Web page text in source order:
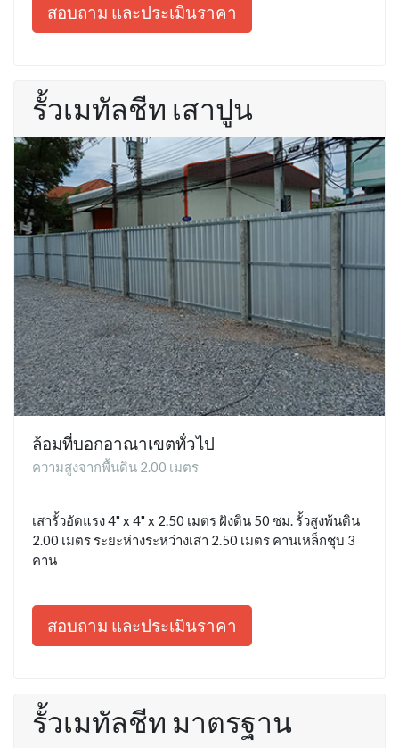
สอบถาม และประเมินราคา
รั้วเมทัลชีท เสาปูน
ล้อมที่บอกอาณาเขตทั่วไป
ความสูงจากพื้นดิน 2.00 เมตร
เสารั้วอัดแรง 4" x 4" x 2.50 เมตร ฝังดิน 50 ซม. รั้วสูงพ้นดิน
2.00 เมตร ระยะห่างระหว่างเสา 2.50 เมตร คานเหล็กชุบ 3
คาน
สอบถาม และประเมินราคา
รั้วเมทัลชีท มาตรฐาน